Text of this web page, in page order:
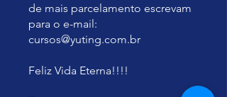
de mais parcelamento escrevam
para o e-mail:
cursos@yuting.com.br
Feliz Vida Eterna!!!!